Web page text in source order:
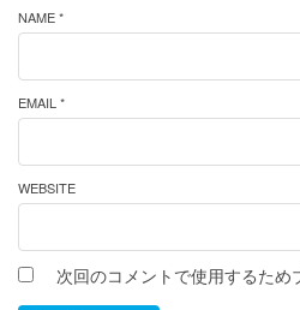
NAME *
EMAIL *
WEBSITE
次回のコメントで使用するた